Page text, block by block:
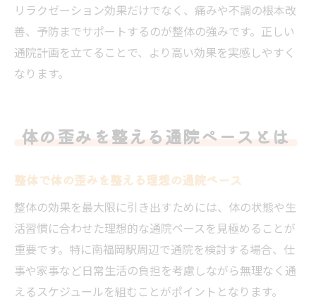
リラクゼーション効果だけでなく、痛みや不調の根本改
善、予防までサポートするのが整体の強みです。正しい
通院計画を立てることで、より高い効果を実感しやすく
なります。
体の歪みを整える通院ペースとは
整体で体の歪みを整える理想の通院ペース
整体の効果を最大限に引き出すためには、体の状態や生
活習慣に合わせた理想的な通院ペースを見極めることが
重要です。特に南福岡駅周辺で通院を検討する場合、仕
事や家事など日常生活の負担を考慮しながら無理なく通
えるスケジュールを組むことがポイントとなります。